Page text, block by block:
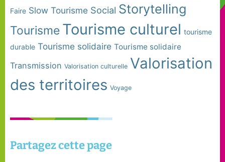
Faire Slow Tourisme Social Storytelling
Tourisme Tourisme culturel tourisme
durable Tourisme solidaire Tourisme solidaire
Transmission Valorisation culturelle Valorisation
des territoires Voyage
Partagez cette page